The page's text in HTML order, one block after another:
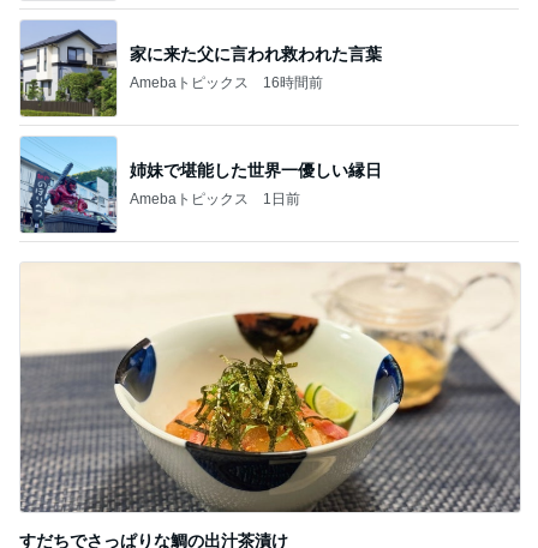
家に来た父に言われ救われた言葉
Amebaトピックス 16時間前
姉妹で堪能した世界一優しい縁日
Amebaトピックス 1日前
すだちでさっぱりな鯛の出汁茶漬け